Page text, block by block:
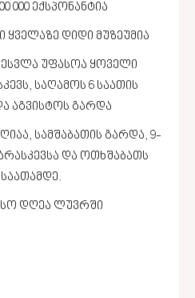
000 ექსპონანტია
დიდი მუზეუმია
უფასოა ყოველი
საღამოს 6 საათის
აგვისტოს გარდა
სამშაბათის გარდა, 9-
და ოთხშაბათს
დღეა ლუვრში